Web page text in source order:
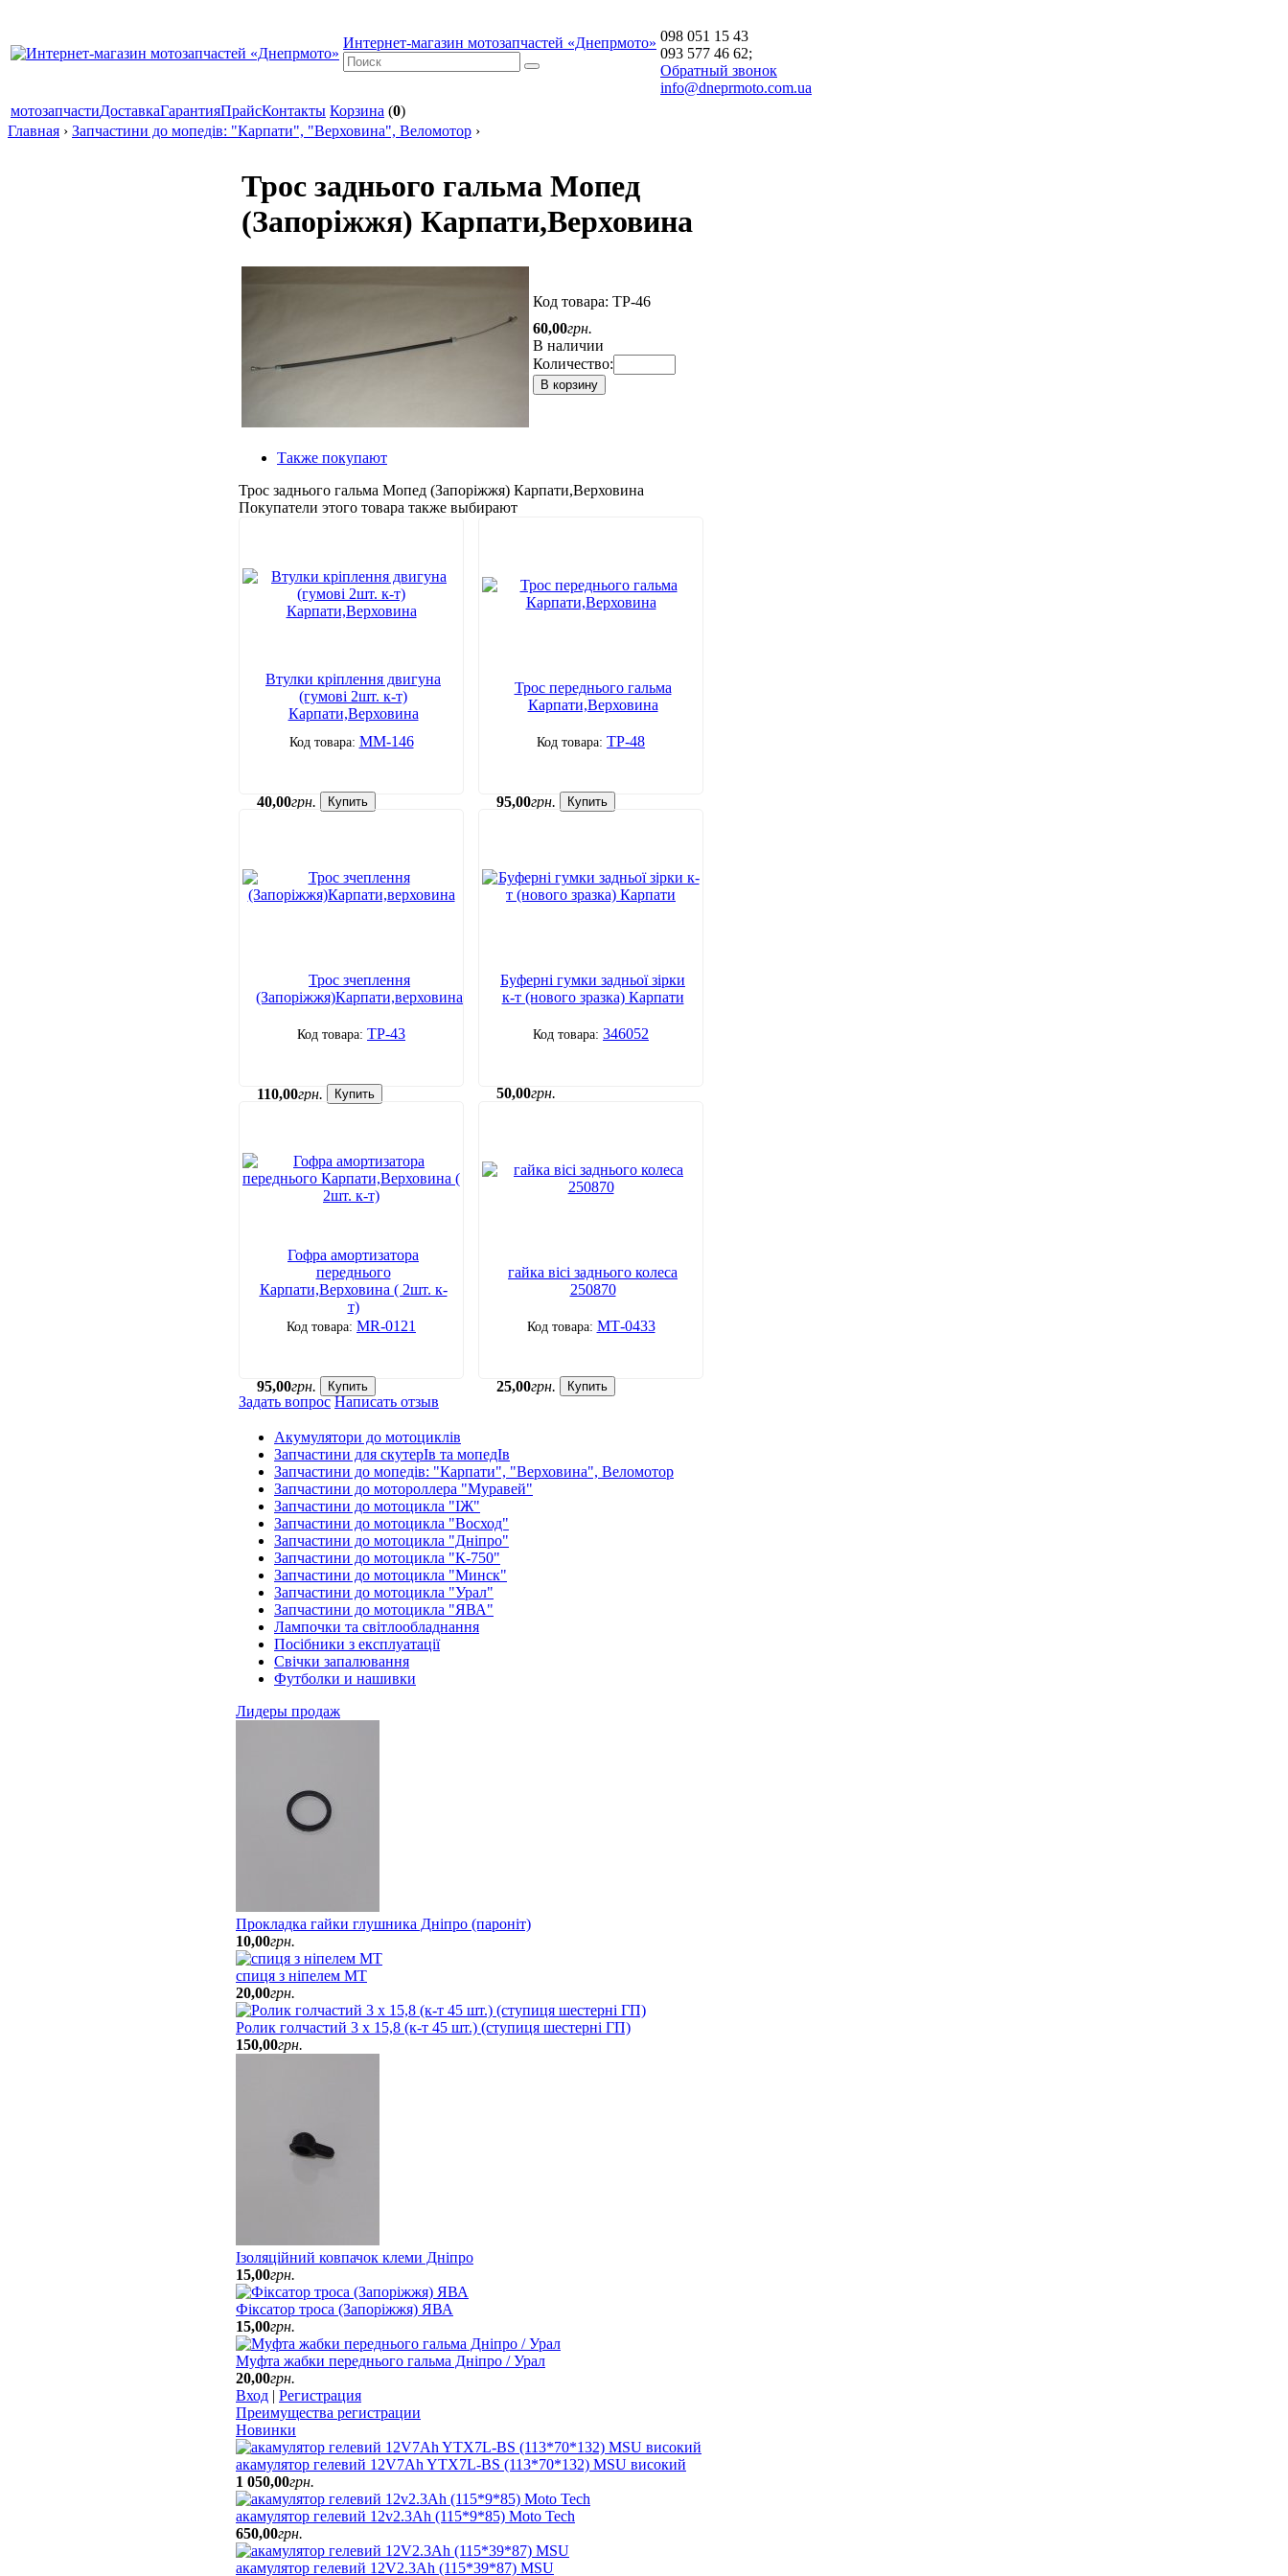
Интернет-магазин мотозапчастей «Днепрмото» 098 051 15 43
093 577 46 62;
Обратный звонок
info@dneprmoto.com.ua
мотозапчастиДоставкаГарантияПрайсКонтакты Корзина (0)
Главная › Запчастини до мопедів: "Карпати", "Верховина", Веломотор ›
Трос заднього гальма Мопед
(Запоріжжя) Карпати,Верховина
Код товара: ТР-46
60,00грн.
В наличии
Количество:
В корзину
Также покупают
Трос заднього гальма Мопед (Запоріжжя) Карпати,Верховина
Покупатели этого товара также выбирают
Втулки кріплення двигуна
(гумові 2шт. к-т)
Карпати,Верховина
ММ-146
40,00грн. Купить
Трос переднього гальма
Карпати,Верховина
ТР-48
95,00грн. Купить
Трос зчеплення
(Запоріжжя)Карпати,верховина
ТР-43
110,00грн. Купить
Буферні гумки задньої зірки
к-т (нового зразка) Карпати
346052
50,00грн.
Гофра амортизатора
переднього
Карпати,Верховина ( 2шт. к-
т)
MR-0121
95,00грн. Купить
гайка вісі заднього колеса
250870
МТ-0433
25,00грн. Купить
Задать вопрос Написать отзыв
Акумулятори до мотоциклів
Запчастини для скутерІв та мопедІв
Запчастини до мопедів: "Карпати", "Верховина", Веломотор
Запчастини до мотороллера "Муравей"
Запчастини до мотоцикла "ІЖ"
Запчастини до мотоцикла "Восход"
Запчастини до мотоцикла "Дніпро"
Запчастини до мотоцикла "К-750"
Запчастини до мотоцикла "Минск"
Запчастини до мотоцикла "Урал"
Запчастини до мотоцикла "ЯВА"
Лампочки та світлообладнання
Посібники з експлуатації
Свічки запалювання
Футболки и нашивки
Лидеры продаж
Прокладка гайки глушника Дніпро (пароніт)
10,00грн.
спиця з ніпелем МТ
20,00грн.
Ролик голчастий 3 х 15,8 (к-т 45 шт.) (ступиця шестерні ГП)
150,00грн.
Ізоляційний ковпачок клеми Дніпро
15,00грн.
Фіксатор троса (Запоріжжя) ЯВА
15,00грн.
Муфта жабки переднього гальма Дніпро / Урал
20,00грн.
Вход | Регистрация
Преимущества регистрации
Новинки
акамулятор гелевий 12V7Ah YTX7L-BS (113*70*132) MSU високий
1 050,00грн.
акамулятор гелевий 12v2.3Ah (115*9*85) Moto Tech
650,00грн.
акамулятор гелевий 12V2.3Ah (115*39*87) MSU